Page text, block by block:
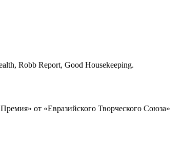
Robb Report, Good Housekeeping.
от «Евразийского Творческого Союза»